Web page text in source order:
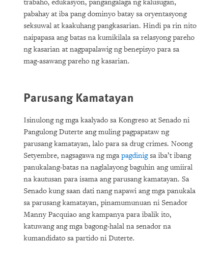
trabaho, edukasyon, pangangalaga ng kalusugan,
pabahay at iba pang dominyo batay sa oryentasyong
seksuwal at kaakuhang pangkasarian. Hindi pa rin nito
naipapasa ang batas na kumikilala sa relasyong pareho
ng kasarian at nagpapalawig ng benepisyo para sa
mag-asawang pareho ng kasarian.
Parusang Kamatayan
Isinulong ng mga kaalyado sa Kongreso at Senado ni
Pangulong Duterte ang muling pagpapataw ng
parusang kamatayan, lalo para sa drug crimes. Noong
Setyembre, nagsagawa ng mga pagdinigsa iba’t ibang
panukalang-batas na naglalayong baguhin ang umiiral
na kautusan para isama ang parusang kamatayan. Sa
Senado kung saan dati nang napawi ang mga panukala
sa parusang kamatayan, pinamumunuan ni Senador
Manny Pacquiao ang kampanya para ibalik ito,
katuwang ang mga bagong-halal na senador na
kumandidato sa partido ni Duterte.